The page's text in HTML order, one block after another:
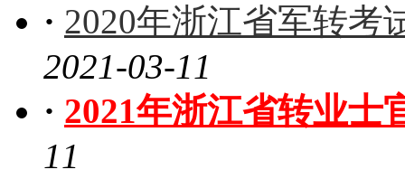
· 2020年浙江省军转考
2021-03-11
· 2021年浙江省转业士
11